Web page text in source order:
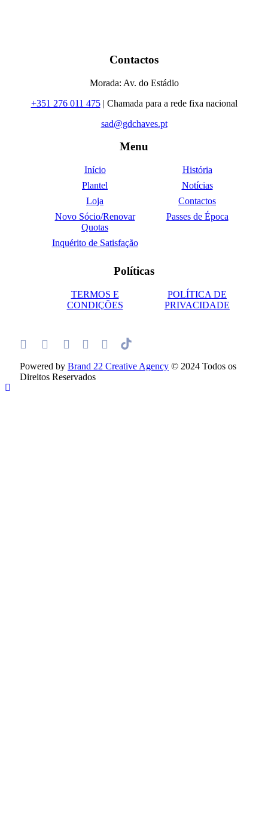
Contactos
Morada: Av. do Estádio
+351 276 011 475| Chamada para a rede fixa nacional
sad@gdchaves.pt
Menu
Início
História
Plantel
Notícias
Loja
Contactos
Novo Sócio/Renovar
Quotas
Passes de Época
Inquérito de Satisfação
Políticas
TERMOS E
CONDIÇÕES
POLÍTICA DE
PRIVACIDADE
Powered by Brand 22 Creative Agency © 2024 Todos os
Direitos Reservados